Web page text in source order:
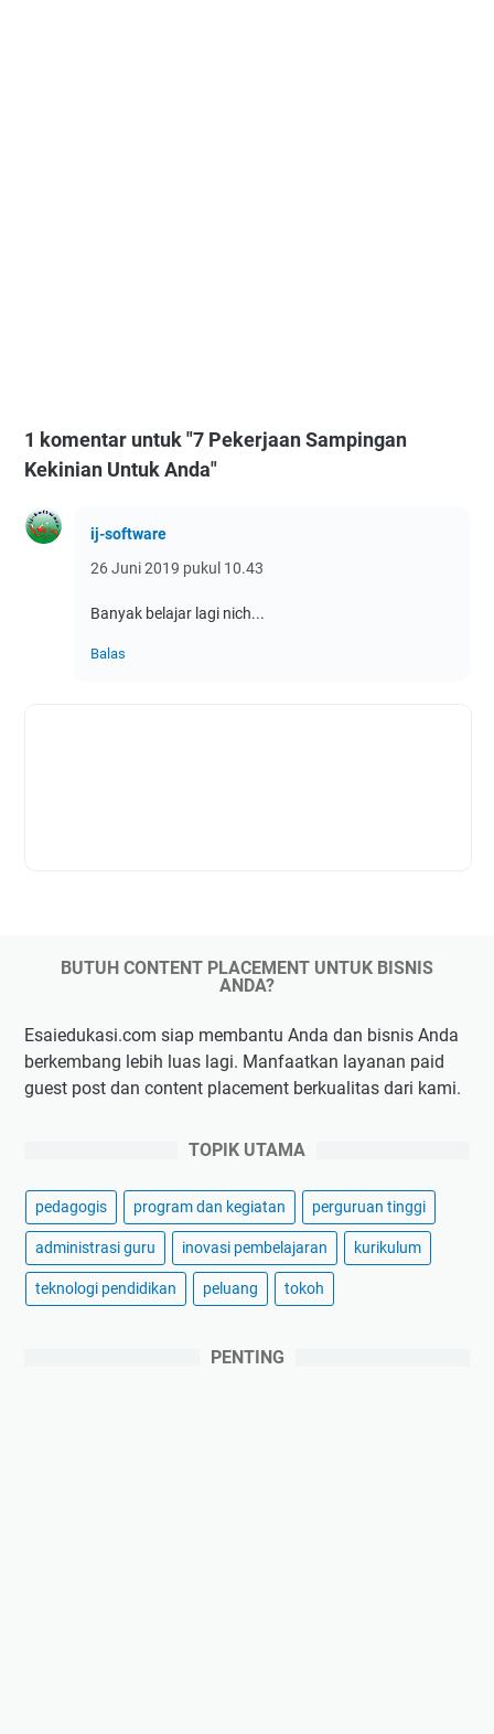
1 komentar untuk "7 Pekerjaan Sampingan
Kekinian Untuk Anda"
ij-software
26 Juni 2019 pukul 10.43
Banyak belajar lagi nich...
Balas
BUTUH CONTENT PLACEMENT UNTUK BISNIS
ANDA?
Esaiedukasi.com siap membantu Anda dan bisnis Anda
berkembang lebih luas lagi. Manfaatkan layanan paid
guest post dan content placement berkualitas dari kami.
TOPIK UTAMA
pedagogis program dan kegiatan perguruan tinggi
administrasi guru inovasi pembelajaran kurikulum
teknologi pendidikan peluang tokoh
PENTING